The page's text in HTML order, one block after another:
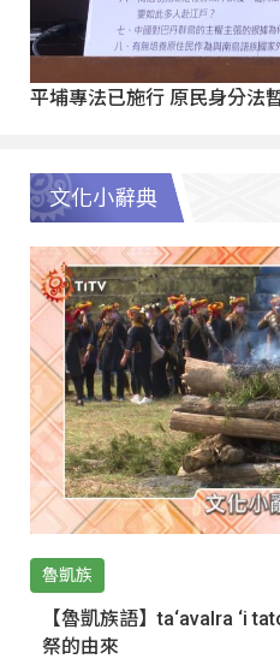
平埔專法已施行 原民身分法
文化小辭典
魯凱族
【魯凱族語】ta‘avalra ‘i
祭的由來